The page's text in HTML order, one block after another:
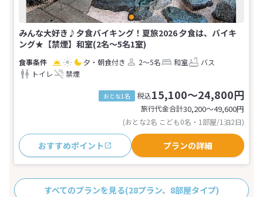
みんな大好き♪夕食バイキング！夏旅2026 夕食は、バイキ
ング★【禁煙】和室(2名～5名1室)
夕・朝食付き 2～5名 和室
バス
トイレ
禁煙
おとな1名 税込15,100～24,800円
旅行代金合計30,200〜49,600円
(おとな2名 こども0名・1部屋/1泊2日)
おすすめポイント プランの詳細
すべてのプランを見る(28プラン、8部屋タイプ)